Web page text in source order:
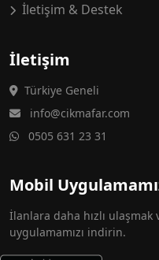
İletişim & Destek
İletişim
Türkiye Geneli
info@cikmafar.com
0505 631 23 31
Mobil
İlanlara daha hızlı
uygulamamızı indirin.